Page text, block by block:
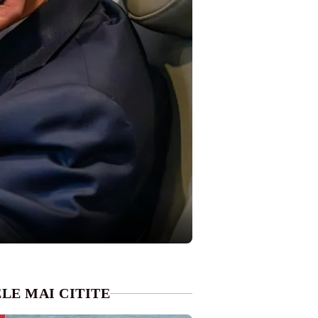
MAI CITITE